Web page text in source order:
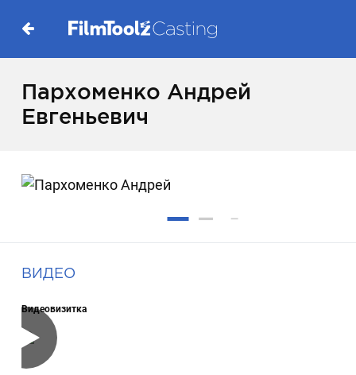
Пархоменко Андрей
Евгеньевич
ВИДЕО
Видеовизитка